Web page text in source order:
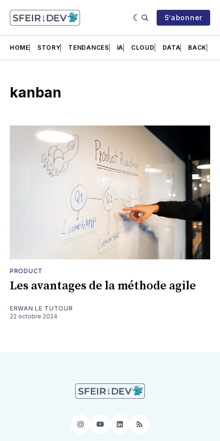
S’abonner
HOME STORY TENDANCES IA CLOUD DATA BACK
kanban
PRODUCT
Les avantages de la méthode agile
ERWAN LE TUTOUR
22 octobre 2024
Instagram
YouTubeLinkedIn
RSS